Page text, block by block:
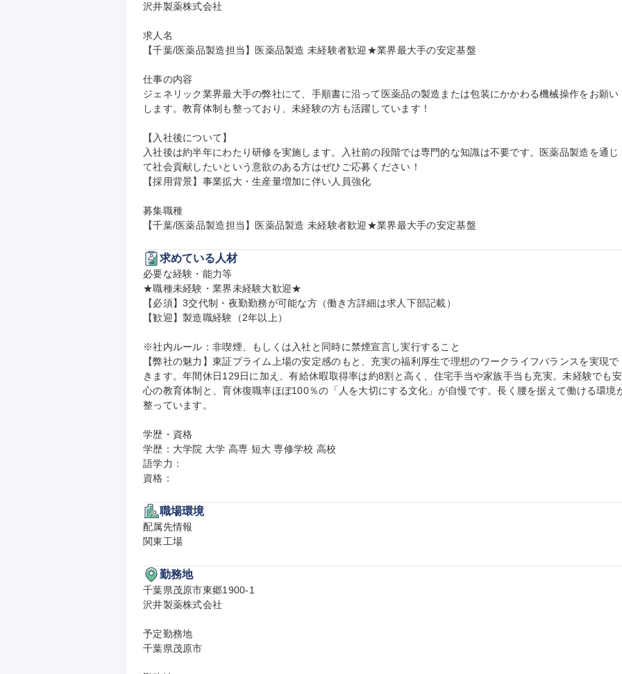
沢井製薬株式会社
求人名
【千葉/医薬品製造担当】医薬品製造 未経験者歓迎★業界最大手の安定基盤
仕事の内容
ジェネリック業界最大手の弊社にて、手順書に沿って医薬品の製造または包装にかかわる機械操作をお願い
します。教育体制も整っており、未経験の方も活躍しています！
【入社後について】
入社後は約半年にわたり研修を実施します。入社前の段階では専門的な知識は不要です。医薬品製造を通じ
て社会貢献したいという意欲のある方はぜひご応募ください！
【採用背景】事業拡大・生産量増加に伴い人員強化
募集職種
【千葉/医薬品製造担当】医薬品製造 未経験者歓迎★業界最大手の安定基盤
求めている人材
必要な経験・能力等
★職種未経験・業界未経験大歓迎★
【必須】3交代制・夜勤勤務が可能な方（働き方詳細は求人下部記載）
【歓迎】製造職経験（2年以上）
※社内ルール：非喫煙、もしくは入社と同時に禁煙宣言し実行すること
【弊社の魅力】東証プライム上場の安定感のもと、充実の福利厚生で理想のワークライフバランスを実現で
きます。年間休日129日に加え、有給休暇取得率は約8割と高く、住宅手当や家族手当も充実。未経験でも安
心の教育体制と、育休復職率ほぼ100％の「人を大切にする文化」が自慢です。長く腰を据えて働ける環境
整っています。
学歴・資格
学歴：大学院 大学 高専 短大 専修学校 高校
語学力：
資格：
職場環境
配属先情報
関東工場
勤務地
千葉県茂原市東郷1900-1
沢井製薬株式会社
予定勤務地
千葉県茂原市